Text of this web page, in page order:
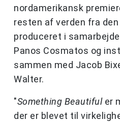
nordamerikansk
resten af verden fra den
produceret i
Panos Cosmatos og
sammen med Jacob
Walter.
"Something Beautifuler
der er blevet til